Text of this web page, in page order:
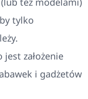
tylko
założenie
i gadżetów